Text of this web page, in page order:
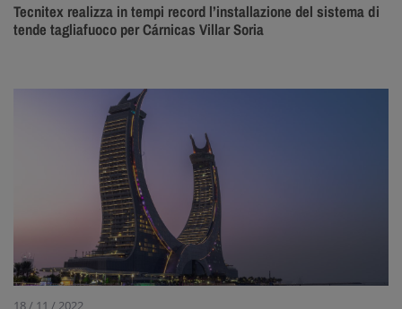
Tecnitex realizza in tempi record l’installazione del sistema di
tende tagliafuoco per Cárnicas Villar Soria
18 / 11 / 2022